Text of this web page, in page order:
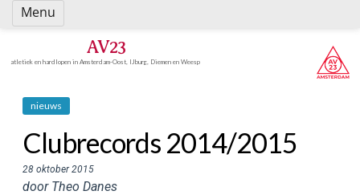
Spring
naar
AV23
atletiek en hardlopen in Amsterdam-Oost, IJburg, Diemen en Weesp
nieuws
Clubrecords 2014/2015
28 oktober 2015
door Theo Danes
Menu